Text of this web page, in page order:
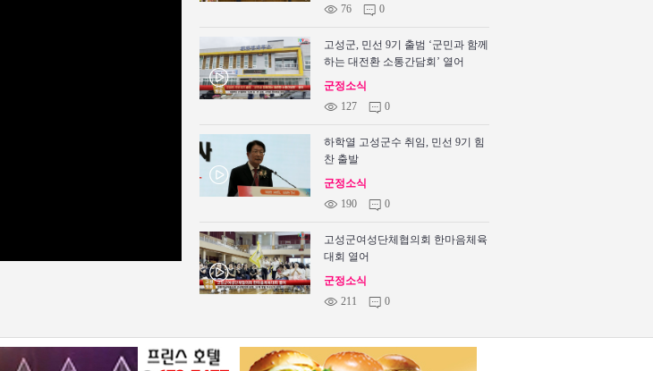
© 76 m 0
™
고성군, 민선 9기 출범 ‘군민과 함께
하는 대전환 소통간담회’ 열어
군정소식
© 127 m 0
™
하학열 고성군수 취임, 민선 9기 힘
찬 출발
군정소식
© 190 m 0
™
고성군여성단체협의회 한마음체육
대회 열어
군정소식
© 211 m 0